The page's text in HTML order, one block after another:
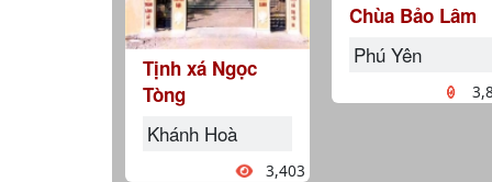
Tịnh xá Ngọc
Tòng
Khánh Hoà
3,403
Chùa Bảo Lâm
Phú Yên